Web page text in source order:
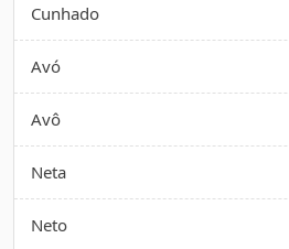
Cunhado
Avó
Avô
Neta
Neto